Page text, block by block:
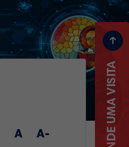
A A-